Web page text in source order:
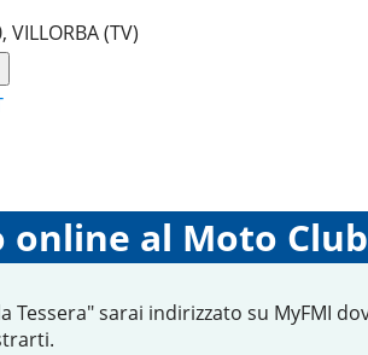
VILLORBA (TV)
online al Moto Club
Tessera" sarai indirizzato su MyFMI